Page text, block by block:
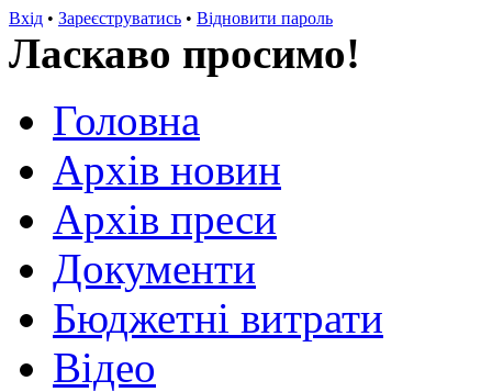
Вхід • Зареєструватись • Відновити пароль
Ласкаво просимо!
Головна
Архів новин
Архів преси
Документи
Бюджетні витрати
Відео